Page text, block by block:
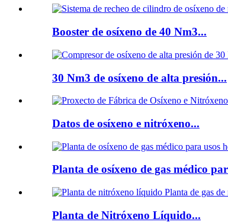
Booster de osíxeno de 40 Nm3...
30 Nm3 de osíxeno de alta presión...
Datos de osíxeno e nitróxeno...
Planta de osíxeno de gas médico
Planta de Nitróxeno Líquido...